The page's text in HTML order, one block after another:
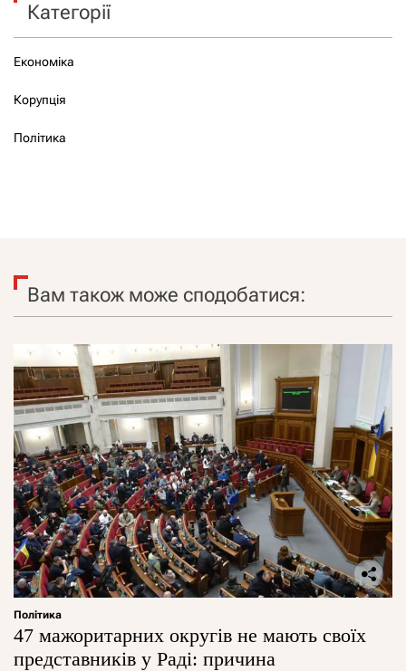
Категорії
Економіка
Корупція
Політика
Вам також може сподобатися:
Політика
47 мажоритарних округів не мають своїх
представників у Раді: причина